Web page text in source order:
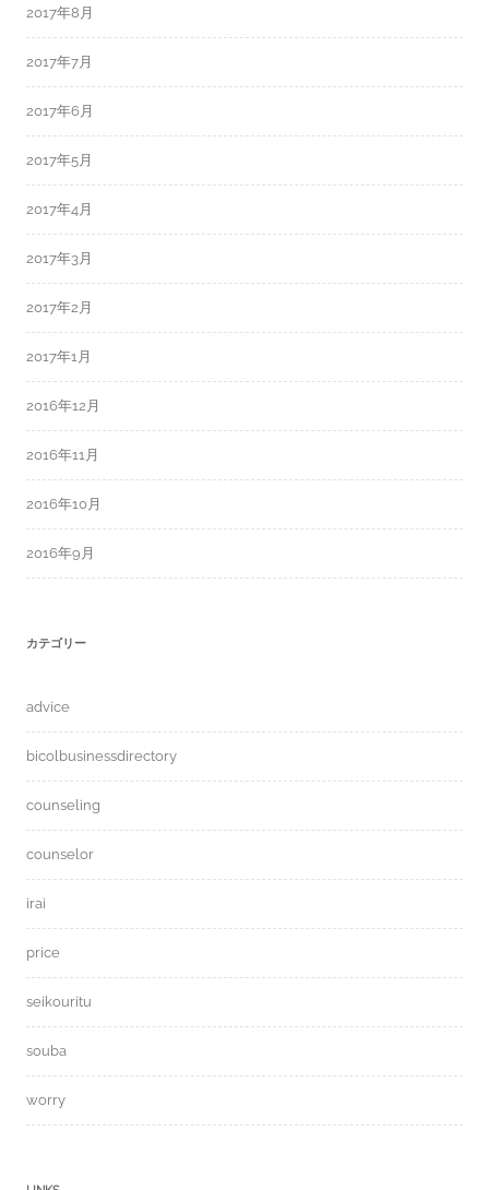
2017年8月
2017年7月
2017年6月
2017年5月
2017年4月
2017年3月
2017年2月
2017年1月
2016年12月
2016年11月
2016年10月
2016年9月
カテゴリー
advice
bicolbusinessdirectory
counseling
counselor
irai
price
seikouritu
souba
worry